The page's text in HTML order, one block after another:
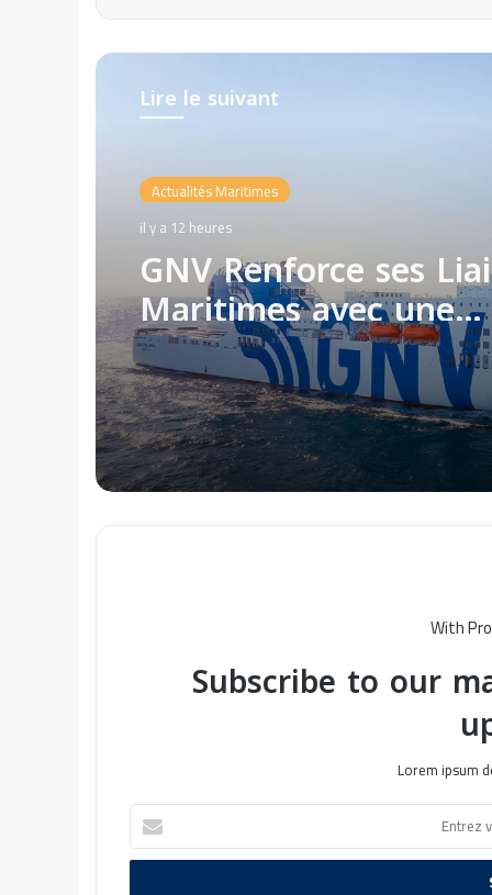
Lire le suivant
Actualités Maritimes
il y a 12 heures
GNV Renforce ses
Maritimes avec une
Nouvelle Route entre
et Annaba
With
Subscribe to our
Lorem ipsum
E
t